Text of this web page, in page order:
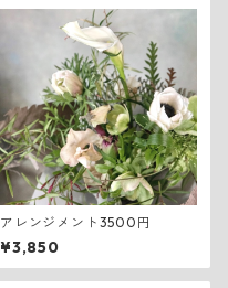
アレンジメント3500円
¥3,850